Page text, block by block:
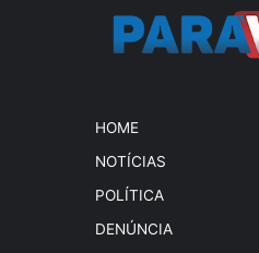
HOME
NOTÍCIAS
POLÍTICA
DENÚNCIA